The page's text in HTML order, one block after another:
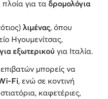
για ταδρομολόγια
λιμένας, όπου
Ηγουμενίτσας,
εξωτερικού για Ιταλία.
μπορείς να
Fi, ενώ σε κοντινή
καφετέριες,